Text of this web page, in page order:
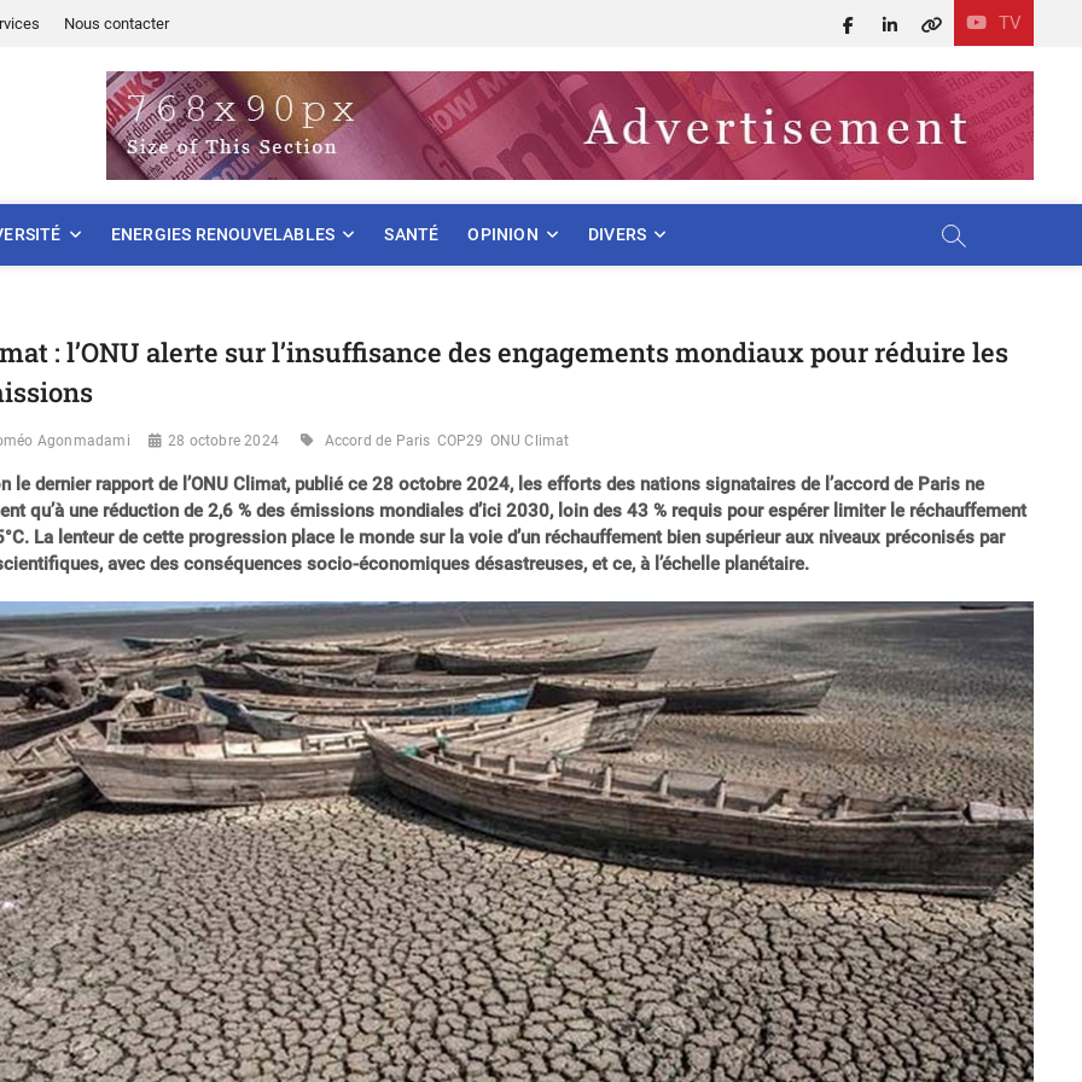
Nous contacter TV
Facebook
LinkedIn
X
ENERGIES RENOUVELABLES SANTÉ OPINION DIVERS
: l’ONU alerte sur l’insuffisance des engagements mondiaux pour réduire les
Agonmadami 28 octobre 2024 Accord de Paris COP29 ONU Climat
le dernier rapport de l’ONU Climat, publié ce 28 octobre 2024, les efforts des nations signataires de l’accord de Paris ne
qu’à une réduction de 2,6 % des émissions mondiales d’ici 2030, loin des 43 % requis pour espérer limiter le réchauffement
La lenteur de cette progression place le monde sur la voie d’un réchauffement bien supérieur aux niveaux préconisés par
avec des conséquences socio-économiques désastreuses, et ce, à l’échelle planétaire.